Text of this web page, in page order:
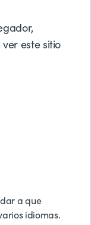
Socios de Negocios
Soporte
este sitio
a que
idiomas.
de